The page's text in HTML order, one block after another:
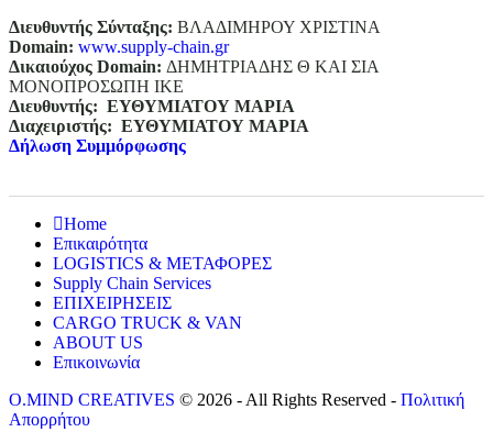
Διευθυντής Σύνταξης: ΒΛΑΔΙΜΗΡΟΥ ΧΡΙΣΤΙΝΑ
Domain: www.supply-chain.gr
Δικαιούχος Domain: ΔΗΜΗΤΡΙΑΔΗΣ Θ ΚΑΙ ΣΙΑ
ΜΟΝΟΠΡΟΣΩΠΗ ΙΚΕ
Διευθυντής: ΕΥΘΥΜΙΑΤΟΥ ΜΑΡΙΑ
Διαχειριστής: ΕΥΘΥΜΙΑΤΟΥ ΜΑΡΙΑ
Δήλωση Συμμόρφωσης
Home
Επικαιρότητα
LOGISTICS & ΜΕΤΑΦΟΡΕΣ
Supply Chain Services
ΕΠΙΧΕΙΡΗΣΕΙΣ
CARGO TRUCK & VAN
ABOUT US
Επικοινωνία
O.MIND CREATIVES © 2026 - All Rights Reserved - Πολιτική
Απορρήτου